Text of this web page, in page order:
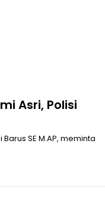
Asri, Polisi
Barus SE M.AP, meminta